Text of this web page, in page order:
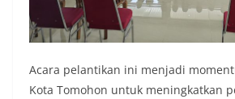
Acara pelantikan ini menjadi
Kota Tomohon untuk meningkatkan